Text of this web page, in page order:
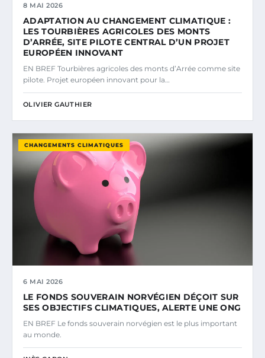
8 MAI 2026
ADAPTATION AU CHANGEMENT CLIMATIQUE :
LES TOURBIÈRES AGRICOLES DES MONTS
D’ARRÉE, SITE PILOTE CENTRAL D’UN PROJET
EUROPÉEN INNOVANT
EN BREF Tourbières agricoles des monts d’Arrée comme site
pilote. Projet européen innovant pour la…
OLIVIER GAUTHIER
CHANGEMENTS CLIMATIQUES
6 MAI 2026
LE FONDS SOUVERAIN NORVÉGIEN DÉÇOIT SUR
SES OBJECTIFS CLIMATIQUES, ALERTE UNE ONG
EN BREF Le fonds souverain norvégien est le plus important
au monde.